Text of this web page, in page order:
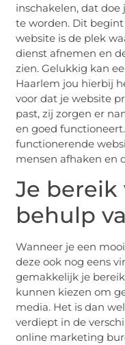
inschakelen, dat
te worden. Dit
website is de plek
dienst afnemen en
zien. Gelukkig kan
Haarlem jou hierbij
voor dat je website
past, zij zorgen er
en goed
functionerende
mensen afhaken en
Je
behulp
Wanneer je een
deze ook nog eens
gemakkelijk je
kunnen kiezen om
media. Het is dan
verdiept in de
online marketing